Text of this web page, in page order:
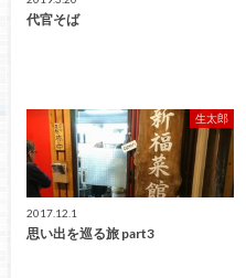
代官そば
生太郎
2017.12.1
思い出を巡る旅 part3